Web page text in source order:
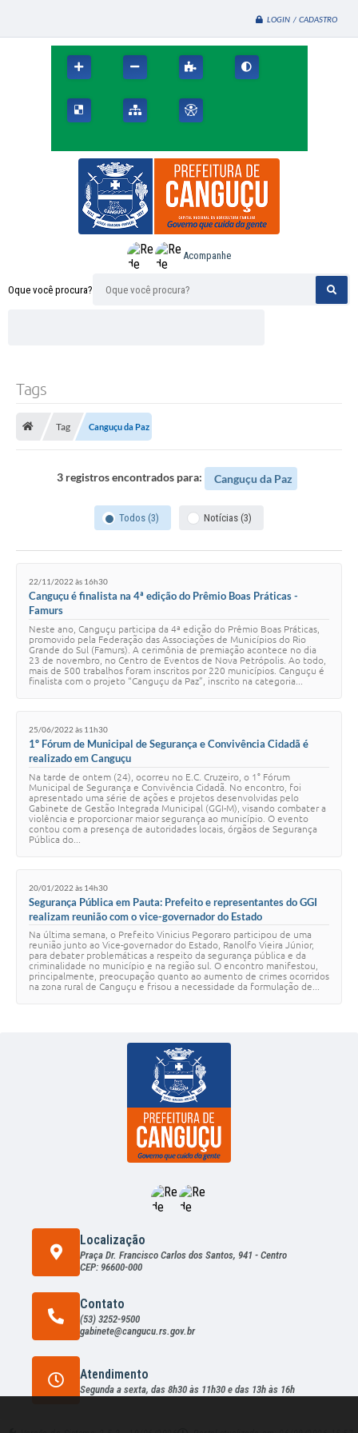
LOGIN / CADASTRO
Oque você procura?
Acompanhe
Tags
Tag Canguçu da Paz
3 registros encontrados para: Canguçu da Paz
Todos (3) Notícias (3)
22/11/2022 às 16h30
Canguçu é finalista na 4ª edição do Prêmio Boas Práticas -
Famurs
Neste ano, Canguçu participa da 4ª edição do Prêmio Boas Práticas,
promovido pela Federação das Associações de Municípios do Rio
Grande do Sul (Famurs). A cerimônia de premiação acontece no dia
23 de novembro, no Centro de Eventos de Nova Petrópolis. Ao todo,
mais de 500 trabalhos foram inscritos por 220 municípios. Canguçu é
finalista com o projeto “Canguçu da Paz”, inscrito na categoria...
25/06/2022 às 11h30
1º Fórum de Municipal de Segurança e Convivência Cidadã é
realizado em Canguçu
Na tarde de ontem (24), ocorreu no E.C. Cruzeiro, o 1° Fórum
Municipal de Segurança e Convivência Cidadã. No encontro, foi
apresentado uma série de ações e projetos desenvolvidas pelo
Gabinete de Gestão Integrada Municipal (GGI-M), visando combater a
violência e proporcionar maior segurança ao município. O evento
contou com a presença de autoridades locais, órgãos de Segurança
Pública do...
20/01/2022 às 14h30
Segurança Pública em Pauta: Prefeito e representantes do GGI
realizam reunião com o vice-governador do Estado
Na última semana, o Prefeito Vinicius Pegoraro participou de uma
reunião junto ao Vice-governador do Estado, Ranolfo Vieira Júnior,
para debater problemáticas a respeito da segurança pública e da
criminalidade no município e na região sul. O encontro manifestou,
principalmente, preocupação quanto ao aumento de crimes ocorridos
na zona rural de Canguçu e frisou a necessidade da formulação de...
Localização
Praça Dr. Francisco Carlos dos Santos, 941 - Centro
CEP: 96600-000
Contato
(53) 3252-9500
gabinete@cangucu.rs.gov.br
Atendimento
Segunda a sexta, das 8h30 às 11h30 e das 13h às 16h